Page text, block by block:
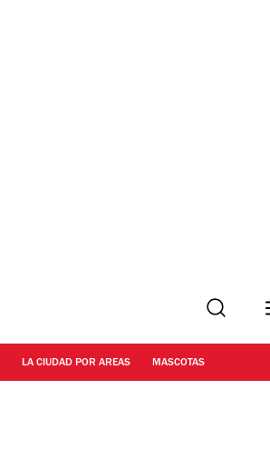
Buscar
LA CIUDAD POR AREAS MASCOTAS